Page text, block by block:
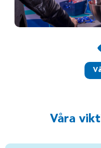
Våra